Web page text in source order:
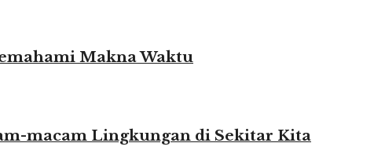
Makna Waktu
macam Lingkungan di Sekitar Kita